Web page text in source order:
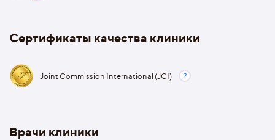
Сертификаты качества клиники
Joint Commission International (JCI)
Врачи клиники